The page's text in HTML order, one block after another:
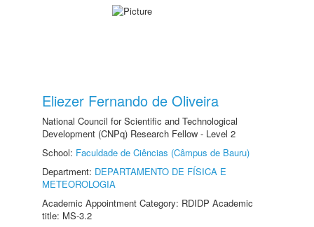
Eliezer Fernando de Oliveira
National Council for Scientific and Technological
Development (CNPq) Research Fellow - Level 2
School: Faculdade de Ciências (Câmpus de Bauru)
Department: DEPARTAMENTO DE FÍSICA E
METEOROLOGIA
Academic Appointment Category: RDIDP Academic
title: MS-3.2